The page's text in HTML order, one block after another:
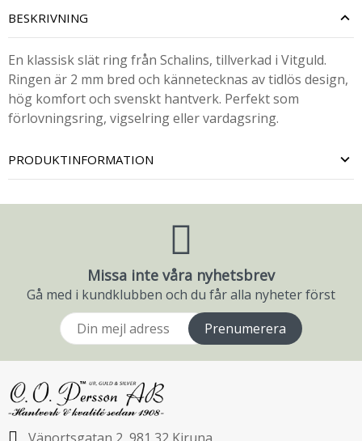
BESKRIVNING
En klassisk slät ring från Schalins, tillverkad i Vitguld.
Ringen är 2 mm bred och kännetecknas av tidlös design,
hög komfort och svenskt hantverk. Perfekt som
förlovningsring, vigselring eller vardagsring.
PRODUKTINFORMATION
Missa inte våra nyhetsbrev
Gå med i kundklubben och du får alla nyheter först
Prenumerera